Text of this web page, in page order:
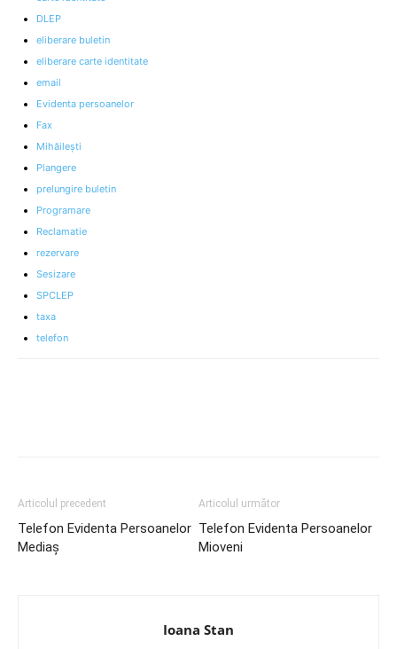
DLEP
eliberare buletin
eliberare carte identitate
email
Evidenta persoanelor
Fax
Mihăileşti
Plangere
prelungire buletin
Programare
Reclamatie
rezervare
Sesizare
SPCLEP
taxa
telefon
Articolul precedent
Telefon Evidenta Persoanelor
Mediaș
Articolul următor
Telefon Evidenta Persoanelor
Mioveni
Ioana Stan